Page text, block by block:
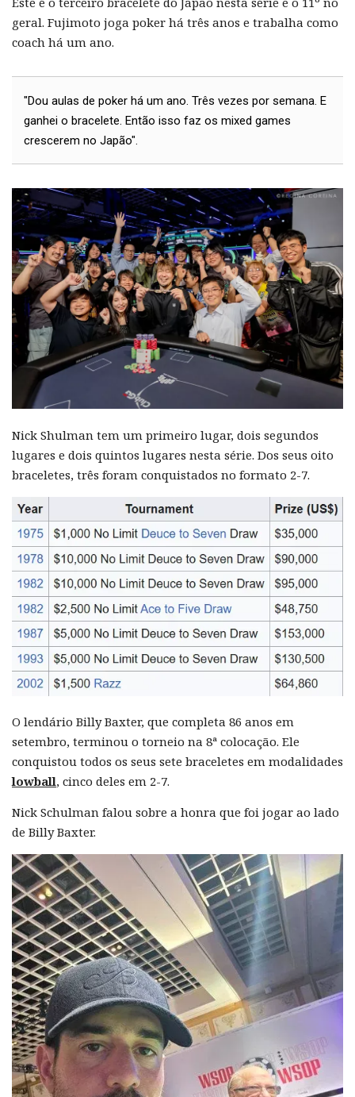
geral. Fujimoto joga poker há três anos e trabalha como
coach há um ano.
"Dou aulas de poker há um ano. Três vezes por semana. E
ganhei o bracelete. Então isso faz os mixed games
crescerem no Japão".
Nick Shulman tem um primeiro lugar, dois segundos
lugares e dois quintos lugares nesta série. Dos seus oito
braceletes, três foram conquistados no formato 2-7.
O lendário Billy Baxter, que completa 86 anos em
setembro, terminou o torneio na 8ª colocação. Ele
conquistou todos os seus sete braceletes em modalidades
lowball, cinco deles em 2-7.
Nick Schulman falou sobre a honra que foi jogar ao lado
de Billy Baxter.